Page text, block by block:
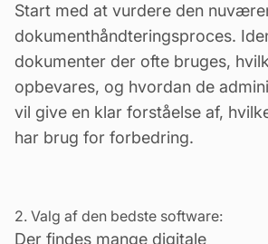
Start med at vurdere den
dokumenthåndteringsproces.
dokumenter der ofte bruges,
opbevares, og hvordan de
vil give en klar forståelse af,
har brug for forbedring.
2. Valg af den bedste software:
Der findes mange digitale